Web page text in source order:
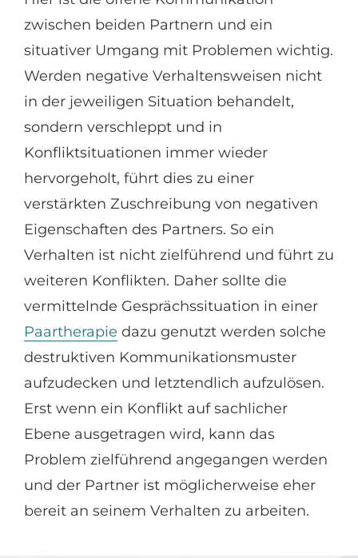
zwischen beiden Partnern und ein
situativer Umgang mit Problemen wichtig.
Werden negative Verhaltensweisen nicht
in der jeweiligen Situation behandelt,
sondern verschleppt und in
Konfliktsituationen immer wieder
hervorgeholt, führt dies zu einer
verstärkten Zuschreibung von negativen
Eigenschaften des Partners. So ein
Verhalten ist nicht zielführend und führt zu
weiteren Konflikten. Daher sollte die
vermittelnde Gesprächssituation in einer
Paartherapie dazu genutzt werden solche
destruktiven Kommunikationsmuster
aufzudecken und letztendlich aufzulösen.
Erst wenn ein Konflikt auf sachlicher
Ebene ausgetragen wird, kann das
Problem zielführend angegangen werden
und der Partner ist möglicherweise eher
bereit an seinem Verhalten zu arbeiten.